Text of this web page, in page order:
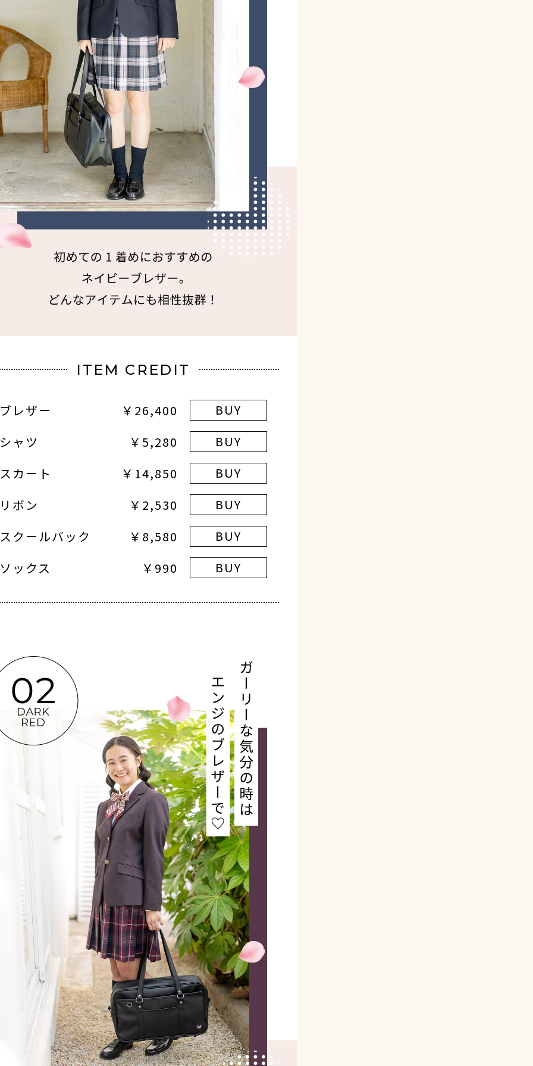
ITEM CREDIT
ブレザー ￥26,400
BUY
シャツ
￥5,280
BUY
スカート
￥14,850
BUY
リボン
￥2,530
BUY
スクールバック
￥8,580
BUY
ソックス
￥990 BUY
RED